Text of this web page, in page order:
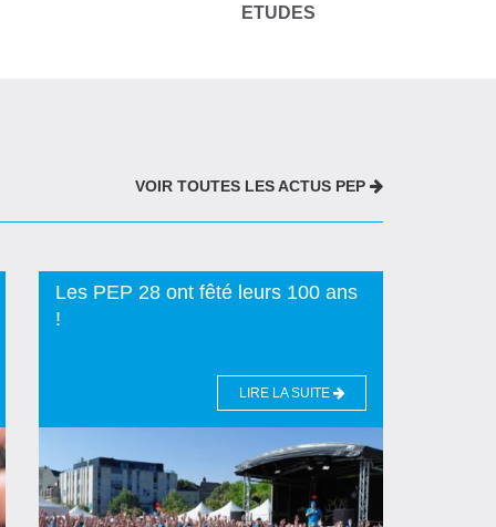
ETUDES
VOIR TOUTES LES ACTUS PEP
Les PEP 28 ont fêté leurs 100 ans
!
LIRE LA SUITE